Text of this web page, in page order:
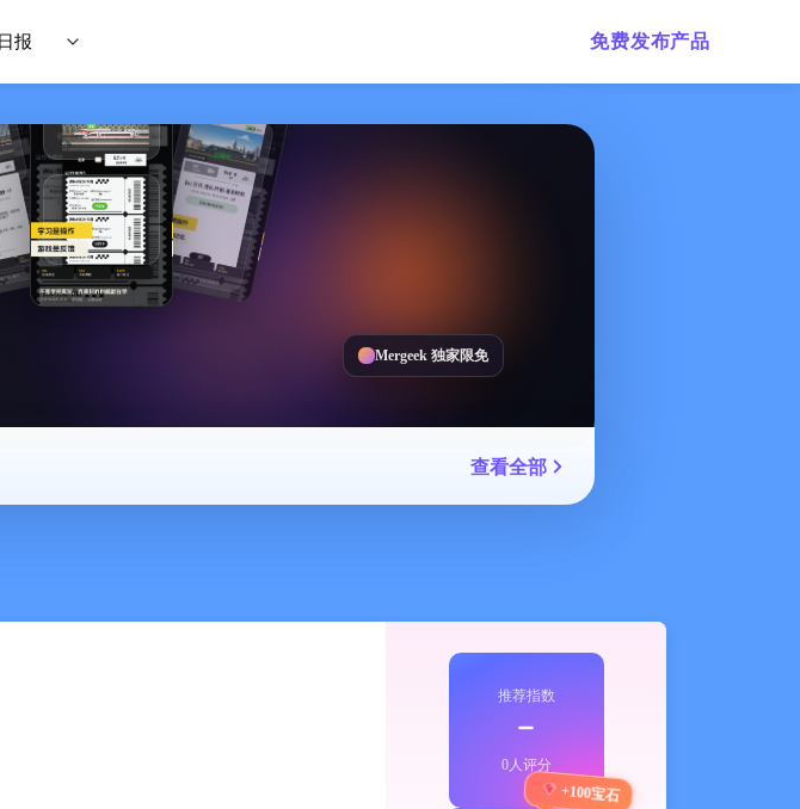
报 免费发布产品
Mergeek 独家限免
查看全部
推荐指数
﹣
0人评分
+100宝石